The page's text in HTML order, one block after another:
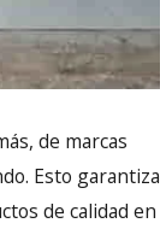
de marcas
Esto garantiza
de calidad en